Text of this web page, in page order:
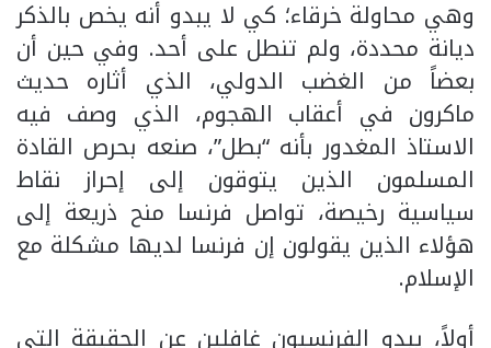
وهي محاولة خرقاء؛ كي لا يبدو أنه يخص بالذكر
ديانة محددة، ولم تنطل على أحد. وفي حين أن
بعضاً من الغضب الدولي، الذي أثاره حديث
ماكرون في أعقاب الهجوم، الذي وصف فيه
الاستاذ المغدور بأنه “بطل”، صنعه بحرص القادة
المسلمون الذين يتوقون إلى إحراز نقاط
سياسية رخيصة، تواصل فرنسا منح ذريعة إلى
هؤلاء الذين يقولون إن فرنسا لديها مشكلة مع
الإسلام.
أولاً، يبدو الفرنسيون غافلين عن الحقيقة التي